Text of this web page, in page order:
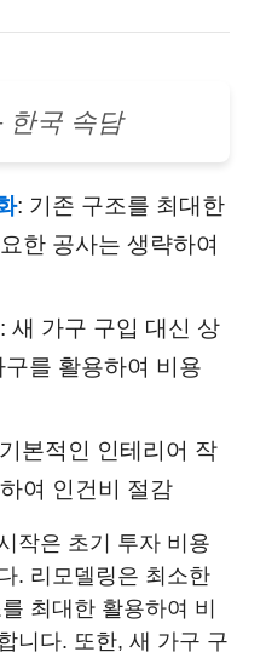
한국 속담
: 기존 구조를 최대한
한 공사는 생략하여
: 새 가구 구입 대신 상
를 활용하여 비용
본적인 인테리어 작
여 인건비 절감
작은 초기 투자 비용
. 리모델링은 최소한
최대한 활용하여 비
니다. 또한, 새 가구 구